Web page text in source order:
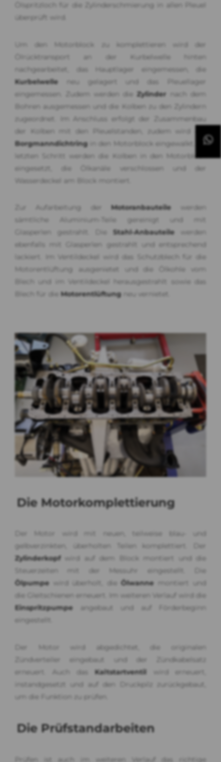
Ölspritzloch für die Zylinderschmierung in allen Pleuel
überprüft wird.
Um den Motorblock zu komplettieren wird der
Ölrücktransport an der Kurbelwelle hinten
nachgearbeitet, das Hauptlager eingemessen, die
Kurbelwelle neu gelagert und das Pleuellager
eingemessen. Zudem werden die
Zylinder nach dem
Bohren ausgemessen und die Kolben zu den Zylindern
zugeordnet. Im Anschluss erfolgt der Zusammenbau
der Kolben mit den Pleuelstanden, zudem wird der
Borgmanndichtring in den Motorblock eingewalkt. Im
letzten Schritt werden die Kolben in den Motorblock
eingesetzt, die Ölkanäle verschlossen und der
Wasserdeckel am Block montiert.
Zur Aufarbeitung der Motoranbauteile werden
sämtliche Aluminium-Teile gereinigt und mit
Glasperlen gestrahlt. Die
Stahl-Anbauteile werden
ebenfalls mit Glasperlen gestrahlt und entsprechend
lackiert. Im Ventildeckel wird das Schutzblech für die
Motorentlüftung ausgenietet und die Ölkohle vom
Blech und im Ventildeckel herausgestrahlt sowie das
Motorentlüftung neu vernietet.
Die Motorkomplettierung
Der Motor wird mit neuen, teilweise blau- und
gelbverzinkten, überholten Teilen komplettiert. Der
Zylinderkopf wird auf dem Block montiert und die
Steuerzeiten mit der Messuhr eingestellt. Die
Ölpumpe wird überholt, die Ölwanne
die Gleitschienen erneuert. Im weiteren Verlauf wird die
Einspritzpumpe angebaut und auf Förderbeginn
eingestellt.
Der Motor wird abgedichtet, die originalen
Zündverteiler eingebaut und der Zündkabelsatz
erneuert. Auch das Kaltstartventil wird erneuert,
instandgesetzt und auf den Druckpilz zurückgebaut,
um die Funktion zu prüfen.
Die Prüfstandarbeiten
Prüfen ist auch im weiteren Verlauf das richtige